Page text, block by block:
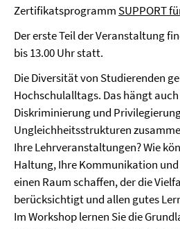
Zertifikatsprogramm SUPPORT
Der erste Teil der Veranstaltung
bis 13.00 Uhr statt.
Die Diversität von Studierenden
Hochschulalltags. Das hängt
Diskriminierung und
Ungleichheitsstrukturen
Ihre Lehrveranstaltungen? Wie
Haltung, Ihre Kommunikation
einen Raum schaffen, der die
berücksichtigt und allen gutes
Im Workshop lernen Sie die